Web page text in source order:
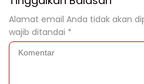
Alamat email Anda tidak akan
wajib ditandai *